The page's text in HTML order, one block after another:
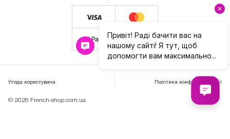
© 2026 French-shop.com.ua
Угода користувача Політика конфіденційності